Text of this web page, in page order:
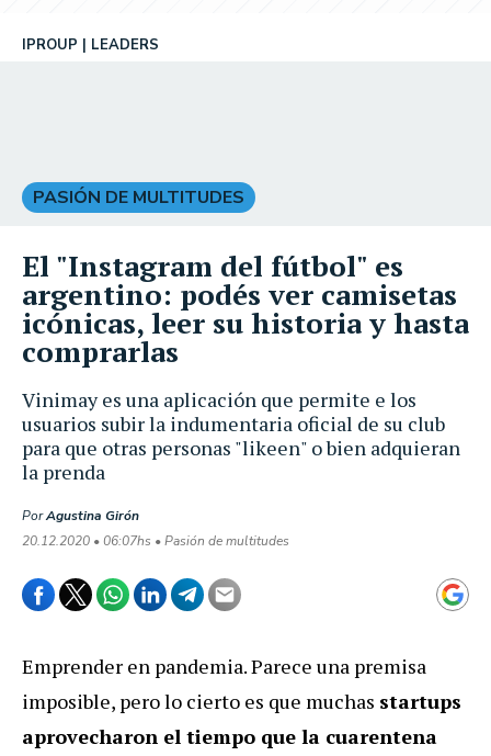
Vinimay es una aplicación que permite e los
usuarios subir la indumentaria oficial de su club
para que otras personas "likeen" o bien adquieran
la prenda
IPROUP LEADERS
PorAgustina Girón
20.12.2020 • 06:07hs • Pasión de multitudes
PASIÓN DE MULTITUDES
El "Instagram del fútbol" es
argentino: podés ver camisetas
icónicas, leer su historia y hasta
comprarlas
Emprender en pandemia. Parece una premisa
imposible, pero lo cierto es que muchas startups
aprovecharon el tiempo que la cuarentena